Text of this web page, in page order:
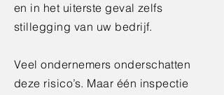
en in het uiterste geval zelfs
stillegging van uw bedrijf.
Veel ondernemers onderschatten
deze risico’s. Maar één inspectie